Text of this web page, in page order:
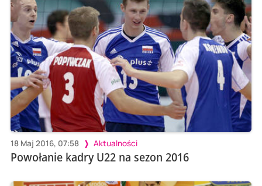
18 Maj 2016, 07:58 Aktualności
Powołanie kadry U22 na sezon 2016